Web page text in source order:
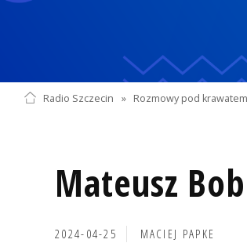
Radio Szczecin » Rozmowy pod krawatem
Mateusz
2024-04-25 MACIEJ PAPKE